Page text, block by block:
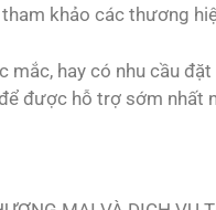
khảo các thương
mắc, hay có nhu cầu
được hỗ trợ sớm nhất